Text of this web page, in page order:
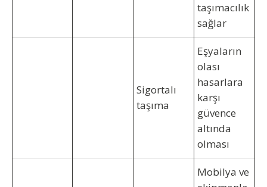
taşımacılık
sağlar
Sigortalı
taşıma
Eşyaların
olası
hasarlara
karşı
güvence
altında
olması
Mobilya ve